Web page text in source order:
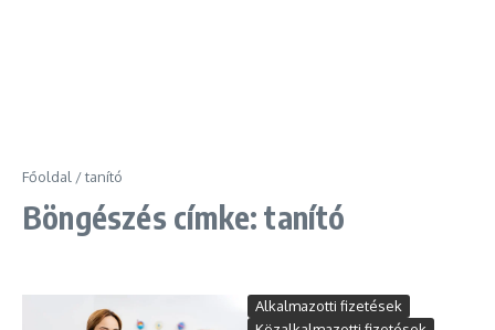
Főoldal /tanító
Böngészés címke: tanító
Alkalmazotti fizetések